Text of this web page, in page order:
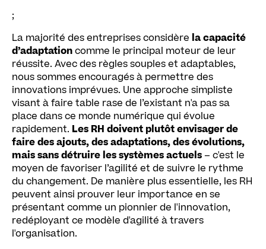
;
La majorité des entreprises considère la capacité
d’adaptationcomme le principal moteur de leur
réussite. Avec des règles souples et adaptables,
nous sommes encouragés à permettre des
innovations imprévues. Une approche simpliste
visant à faire table rase de l’existant n'a pas sa
place dans ce monde numérique qui évolue
rapidement. Les RH doivent plutôt envisager de
faire des ajouts, des adaptations, des évolutions,
mais sans détruire les systèmes actuels– c'est le
moyen de favoriser l’agilité et de suivre le rythme
du changement. De manière plus essentielle, les RH
peuvent ainsi prouver leur importance en se
présentant comme un pionnier de l'innovation,
redéployant ce modèle d'agilité à travers
l'organisation.